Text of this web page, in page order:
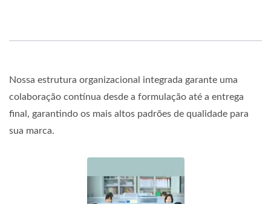
Nossa estrutura organizacional integrada garante uma
colaboração contínua desde a formulação até a entrega
final, garantindo os mais altos padrões de qualidade para
sua marca.